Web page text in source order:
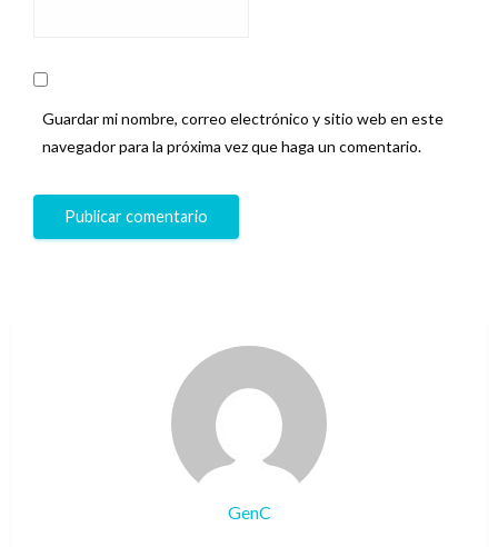
Guardar mi nombre, correo electrónico y sitio web en este
navegador para la próxima vez que haga un comentario.
GenC